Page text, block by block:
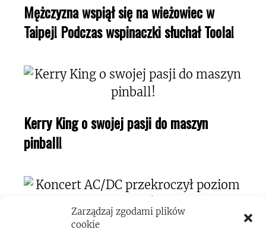
Zarządzaj zgodami plików
cookie
Mężczyzna wspiął się na wieżowiec w
Taipej! Podczas wspinaczki słuchał Toola!
Kerry King o swojej pasji do maszyn
pinball!